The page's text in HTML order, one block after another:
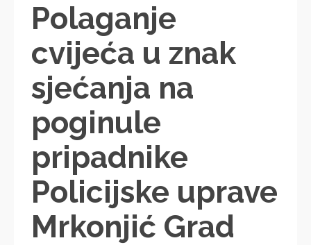
Polaganje
cvijeća u znak
sjećanja na
poginule
pripadnike
Policijske uprave
Mrkonjić Grad